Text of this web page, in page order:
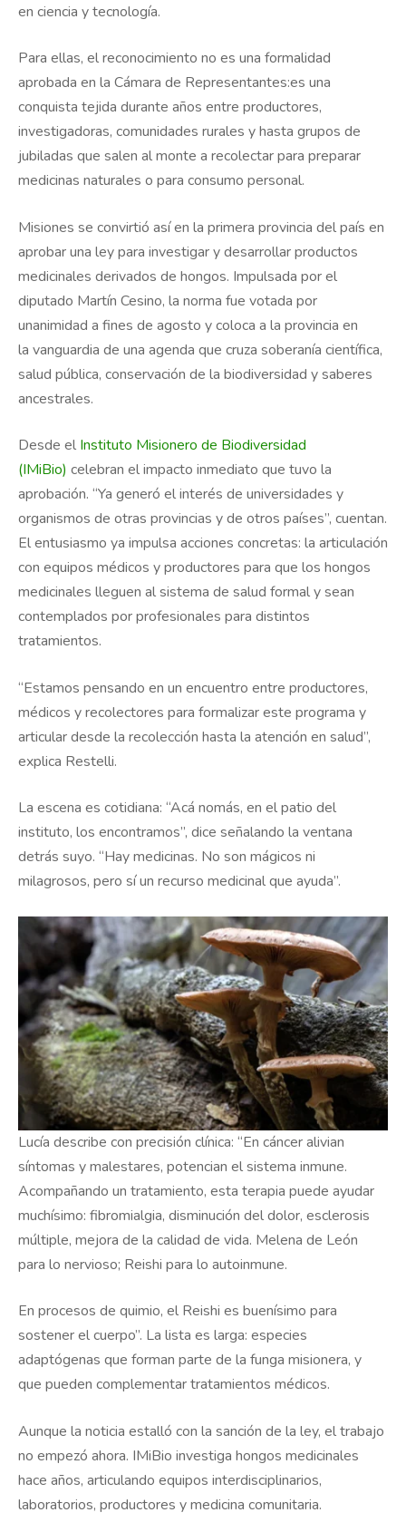
en ciencia y tecnología.
Para ellas, el reconocimiento no es una formalidad
aprobada en la Cámara de Representantes:es una
conquista tejida durante años entre productores,
investigadoras, comunidades rurales y hasta grupos de
jubiladas que salen al monte a recolectar para preparar
medicinas naturales o para consumo personal.
Misiones se convirtió así en la primera provincia del país en
aprobar una ley para investigar y desarrollar productos
medicinales derivados de hongos. Impulsada por el
diputado Martín Cesino, la norma fue votada por
unanimidad a fines de agosto y coloca a la provincia en
la vanguardia de una agenda que cruza soberanía científica,
salud pública, conservación de la biodiversidad y saberes
ancestrales.
Desde el Instituto Misionero de Biodiversidad
(IMiBio) celebran el impacto inmediato que tuvo la
aprobación. “Ya generó el interés de universidades y
organismos de otras provincias y de otros países”, cuentan.
El entusiasmo ya impulsa acciones concretas: la articulación
con equipos médicos y productores para que los hongos
medicinales lleguen al sistema de salud formal y sean
contemplados por profesionales para distintos
tratamientos.
“Estamos pensando en un encuentro entre productores,
médicos y recolectores para formalizar este programa y
articular desde la recolección hasta la atención en salud”,
explica Restelli.
La escena es cotidiana: “Acá nomás, en el patio del
instituto, los encontramos”, dice señalando la ventana
detrás suyo. “Hay medicinas. No son mágicos ni
milagrosos, pero sí un recurso medicinal que ayuda”.
Lucía describe con precisión clínica: “En cáncer alivian
síntomas y malestares, potencian el sistema inmune.
Acompañando un tratamiento, esta terapia puede ayudar
muchísimo: fibromialgia, disminución del dolor, esclerosis
múltiple, mejora de la calidad de vida. Melena de León
para lo nervioso; Reishi para lo autoinmune.
En procesos de quimio, el Reishi es buenísimo para
sostener el cuerpo”. La lista es larga: especies
adaptógenas que forman parte de la funga misionera, y
que pueden complementar tratamientos médicos.
Aunque la noticia estalló con la sanción de la ley, el trabajo
no empezó ahora. IMiBio investiga hongos medicinales
hace años, articulando equipos interdisciplinarios,
laboratorios, productores y medicina comunitaria.